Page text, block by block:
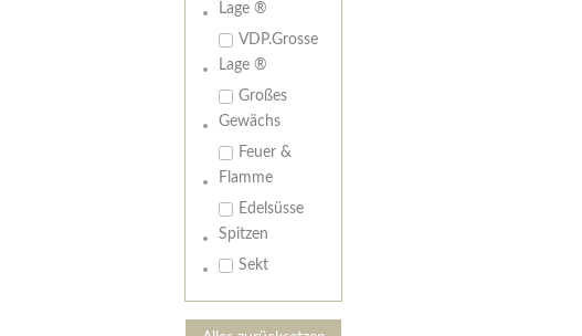
Lage ®
VDP.Grosse
Lage ®
Großes
Gewächs
Feuer &
Flamme
Edelsüsse
Spitzen
Sekt